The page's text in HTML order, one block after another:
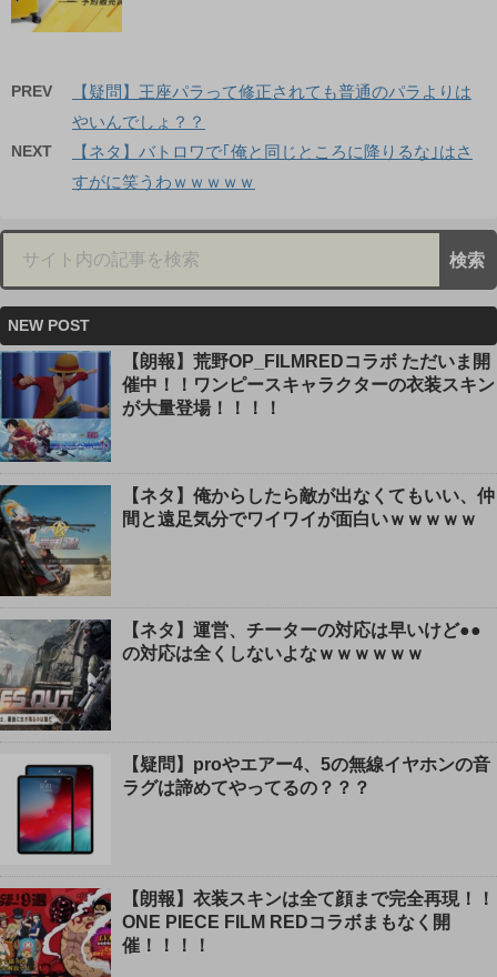
PREV
【疑問】王座パラって修正されても普通のパラよりは
やいんでしょ？？
NEXT
【ネタ】バトロワで｢俺と同じところに降りるな｣はさ
すがに笑うわｗｗｗｗｗ
NEW POST
【朗報】荒野OP_FILMREDコラボ ただいま開
催中！！ワンピースキャラクターの衣装スキン
が大量登場！！！！
【ネタ】俺からしたら敵が出なくてもいい、仲
間と遠足気分でワイワイが面白いｗｗｗｗｗ
【ネタ】運営、チーターの対応は早いけど●●
の対応は全くしないよなｗｗｗｗｗｗ
【疑問】proやエアー4、5の無線イヤホンの音
ラグは諦めてやってるの？？？
【朗報】衣装スキンは全て顔まで完全再現！！
ONE PIECE FILM REDコラボまもなく開
催！！！！